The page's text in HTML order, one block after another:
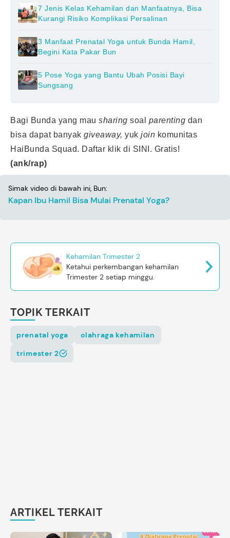
7 Jenis Kelas Kehamilan dan Manfaatnya, Bisa
Kurangi Risiko Komplikasi Persalinan
3 Manfaat Prenatal Yoga untuk Bunda Hamil,
Begini Kata Pakar Bun
5 Pose Yoga yang Bantu Ubah Posisi Bayi
Sungsang
Bagi Bunda yang mau sharing soal parenting dan
bisa dapat banyak giveaway, yuk join komunitas
HaiBunda Squad. Daftar klik di SINI . Gratis!
(ank/rap)
Simak video di bawah ini, Bun:
Kapan Ibu Hamil Bisa Mulai Prenatal Yoga?
Kehamilan Trimester 2
Ketahui perkembangan kehamilan
Trimester 2 setiap minggu.
TOPIK TERKAIT
prenatal yoga
olahraga kehamilan
trimester 2
ARTIKEL TERKAIT